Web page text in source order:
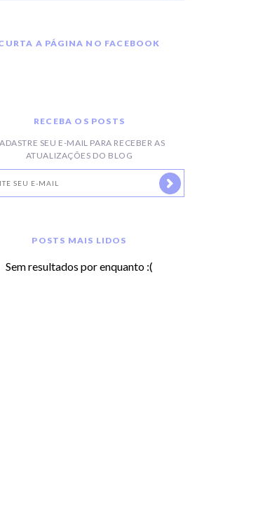
A PÁGINA NO FACEBOOK
RECEBA OS POSTS
SEU E-MAIL PARA RECEBER AS
ATUALIZAÇÕES DO BLOG
POSTS MAIS LIDOS
Sem resultados por enquanto :(